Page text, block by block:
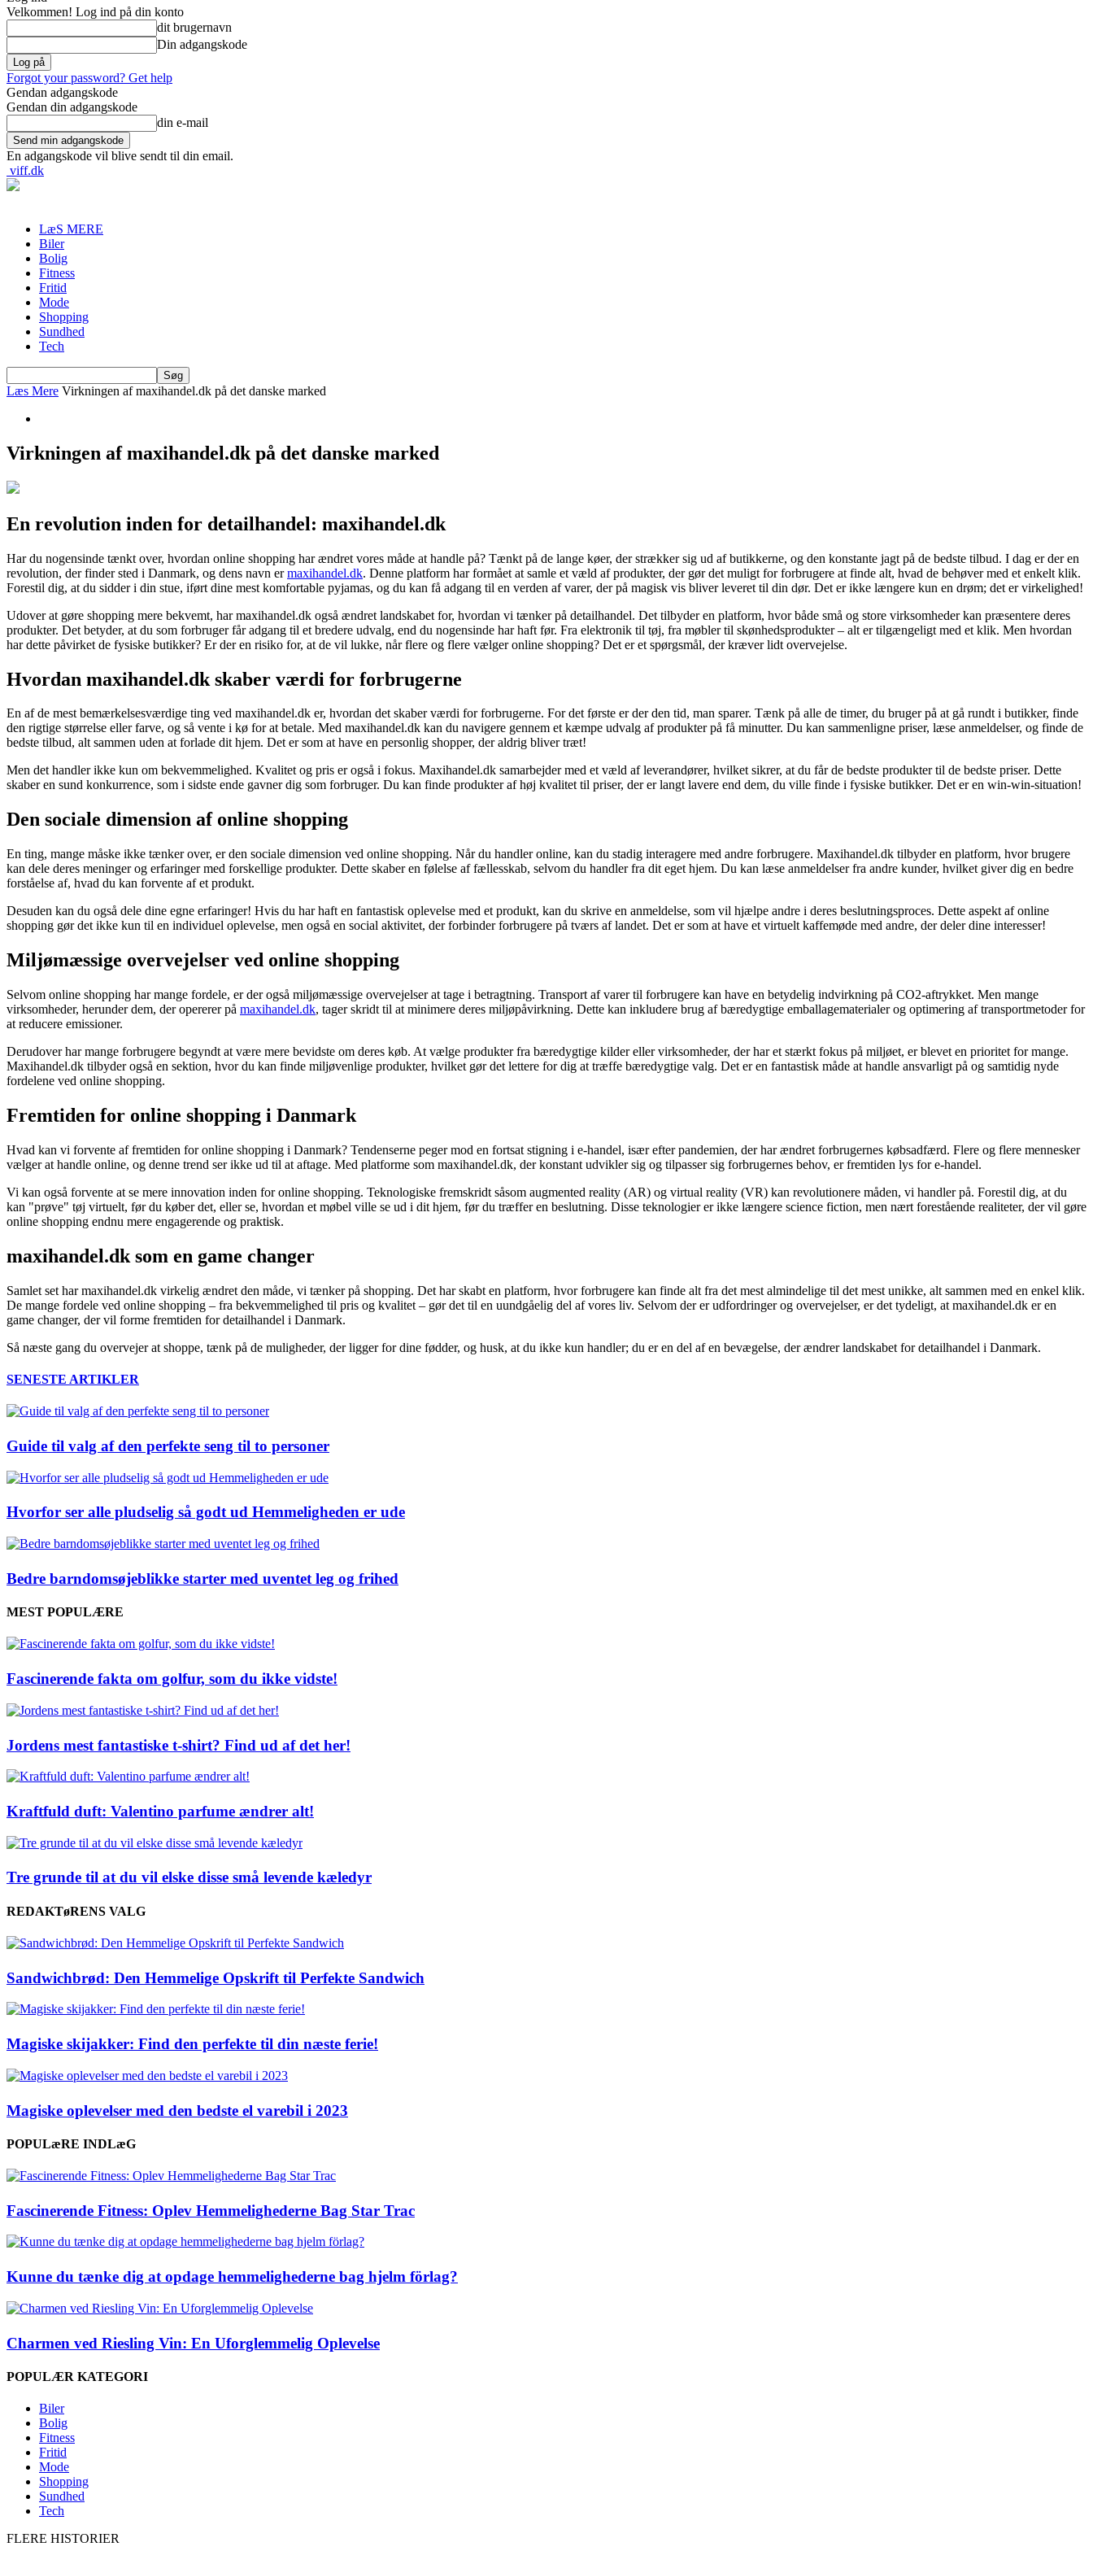
Velkommen! Log ind på din konto
dit brugernavn
Din adgangskode
Forgot your password? Get help
Gendan adgangskode
Gendan din adgangskode
din e-mail
En adgangskode vil blive sendt til din email.
viff.dk
LæS MERE
Biler
Bolig
Fitness
Fritid
Mode
Shopping
Sundhed
Tech
Læs Mere Virkningen af maxihandel.dk på det danske marked
Virkningen af maxihandel.dk på det danske marked
En revolution inden for detailhandel: maxihandel.dk
Har du nogensinde tænkt over, hvordan online shopping har ændret vores måde at handle på? Tænkt på de lange køer, der strækker sig ud af butikkerne, og den konstante jagt på de bedste tilbud. I dag er der en
revolution, der finder sted i Danmark, og dens navn ermaxihandel.dk. Denne platform har formået at samle et væld af produkter, der gør det muligt for forbrugere at finde alt, hvad de behøver med et enkelt klik.
Forestil dig, at du sidder i din stue, iført dine mest komfortable pyjamas, og du kan få adgang til en verden af varer, der på magisk vis bliver leveret til din dør. Det er ikke længere kun en drøm; det er virkelighed!
Udover at gøre shopping mere bekvemt, har maxihandel.dk også ændret landskabet for, hvordan vi tænker på detailhandel. Det tilbyder en platform, hvor både små og store virksomheder kan præsentere deres
produkter. Det betyder, at du som forbruger får adgang til et bredere udvalg, end du nogensinde har haft før. Fra elektronik til tøj, fra møbler til skønhedsprodukter – alt er tilgængeligt med et klik. Men hvordan
har dette påvirket de fysiske butikker? Er der en risiko for, at de vil lukke, når flere og flere vælger online shopping? Det er et spørgsmål, der kræver lidt overvejelse.
Hvordan maxihandel.dk skaber værdi for forbrugerne
En af de mest bemærkelsesværdige ting ved maxihandel.dk er, hvordan det skaber værdi for forbrugerne. For det første er der den tid, man sparer. Tænk på alle de timer, du bruger på at gå rundt i butikker, finde
den rigtige størrelse eller farve, og så vente i kø for at betale. Med maxihandel.dk kan du navigere gennem et kæmpe udvalg af produkter på få minutter. Du kan sammenligne priser, læse anmeldelser, og finde de
bedste tilbud, alt sammen uden at forlade dit hjem. Det er som at have en personlig shopper, der aldrig bliver træt!
Men det handler ikke kun om bekvemmelighed. Kvalitet og pris er også i fokus. Maxihandel.dk samarbejder med et væld af leverandører, hvilket sikrer, at du får de bedste produkter til de bedste priser. Dette
skaber en sund konkurrence, som i sidste ende gavner dig som forbruger. Du kan finde produkter af høj kvalitet til priser, der er langt lavere end dem, du ville finde i fysiske butikker. Det er en win-win-situation!
Den sociale dimension af online shopping
En ting, mange måske ikke tænker over, er den sociale dimension ved online shopping. Når du handler online, kan du stadig interagere med andre forbrugere. Maxihandel.dk tilbyder en platform, hvor brugere
kan dele deres meninger og erfaringer med forskellige produkter. Dette skaber en følelse af fællesskab, selvom du handler fra dit eget hjem. Du kan læse anmeldelser fra andre kunder, hvilket giver dig en bedre
forståelse af, hvad du kan forvente af et produkt.
Desuden kan du også dele dine egne erfaringer! Hvis du har haft en fantastisk oplevelse med et produkt, kan du skrive en anmeldelse, som vil hjælpe andre i deres beslutningsproces. Dette aspekt af online
shopping gør det ikke kun til en individuel oplevelse, men også en social aktivitet, der forbinder forbrugere på tværs af landet. Det er som at have et virtuelt kaffemøde med andre, der deler dine interesser!
Miljømæssige overvejelser ved online shopping
Selvom online shopping har mange fordele, er der også miljømæssige overvejelser at tage i betragtning. Transport af varer til forbrugere kan have en betydelig indvirkning på CO2-aftrykket. Men mange
virksomheder, herunder dem, der opererer på maxihandel.dk, tager skridt til at minimere deres miljøpåvirkning. Dette kan inkludere brug af bæredygtige emballagematerialer og optimering af transportmetoder for
at reducere emissioner.
Derudover har mange forbrugere begyndt at være mere bevidste om deres køb. At vælge produkter fra bæredygtige kilder eller virksomheder, der har et stærkt fokus på miljøet, er blevet en prioritet for mange.
Maxihandel.dk tilbyder også en sektion, hvor du kan finde miljøvenlige produkter, hvilket gør det lettere for dig at træffe bæredygtige valg. Det er en fantastisk måde at handle ansvarligt på og samtidig nyde
fordelene ved online shopping.
Fremtiden for online shopping i Danmark
Hvad kan vi forvente af fremtiden for online shopping i Danmark? Tendenserne peger mod en fortsat stigning i e-handel, især efter pandemien, der har ændret forbrugernes købsadfærd. Flere og flere mennesker
vælger at handle online, og denne trend ser ikke ud til at aftage. Med platforme som maxihandel.dk, der konstant udvikler sig og tilpasser sig forbrugernes behov, er fremtiden lys for e-handel.
Vi kan også forvente at se mere innovation inden for online shopping. Teknologiske fremskridt såsom augmented reality (AR) og virtual reality (VR) kan revolutionere måden, vi handler på. Forestil dig, at du
kan "prøve" tøj virtuelt, før du køber det, eller se, hvordan et møbel ville se ud i dit hjem, før du træffer en beslutning. Disse teknologier er ikke længere science fiction, men nært forestående realiteter, der vil gøre
online shopping endnu mere engagerende og praktisk.
maxihandel.dk som en game changer
Samlet set har maxihandel.dk virkelig ændret den måde, vi tænker på shopping. Det har skabt en platform, hvor forbrugere kan finde alt fra det mest almindelige til det mest unikke, alt sammen med en enkel klik.
De mange fordele ved online shopping – fra bekvemmelighed til pris og kvalitet – gør det til en uundgåelig del af vores liv. Selvom der er udfordringer og overvejelser, er det tydeligt, at maxihandel.dk er en
game changer, der vil forme fremtiden for detailhandel i Danmark.
Så næste gang du overvejer at shoppe, tænk på de muligheder, der ligger for dine fødder, og husk, at du ikke kun handler; du er en del af en bevægelse, der ændrer landskabet for detailhandel i Danmark.
SENESTE ARTIKLER
Guide til valg af den perfekte seng til to personer
Hvorfor ser alle pludselig så godt ud Hemmeligheden er ude
Bedre barndomsøjeblikke starter med uventet leg og frihed
MEST POPULÆRE
Fascinerende fakta om golfur, som du ikke vidste!
Jordens mest fantastiske t-shirt? Find ud af det her!
Kraftfuld duft: Valentino parfume ændrer alt!
Tre grunde til at du vil elske disse små levende kæledyr
REDAKTøRENS VALG
Sandwichbrød: Den Hemmelige Opskrift til Perfekte Sandwich
Magiske skijakker: Find den perfekte til din næste ferie!
Magiske oplevelser med den bedste el varebil i 2023
POPULæRE INDLæG
Fascinerende Fitness: Oplev Hemmelighederne Bag Star Trac
Kunne du tænke dig at opdage hemmelighederne bag hjelm förlag?
Charmen ved Riesling Vin: En Uforglemmelig Oplevelse
POPULÆR KATEGORI
Biler
Bolig
Fitness
Fritid
Mode
Shopping
Sundhed
Tech
FLERE HISTORIER